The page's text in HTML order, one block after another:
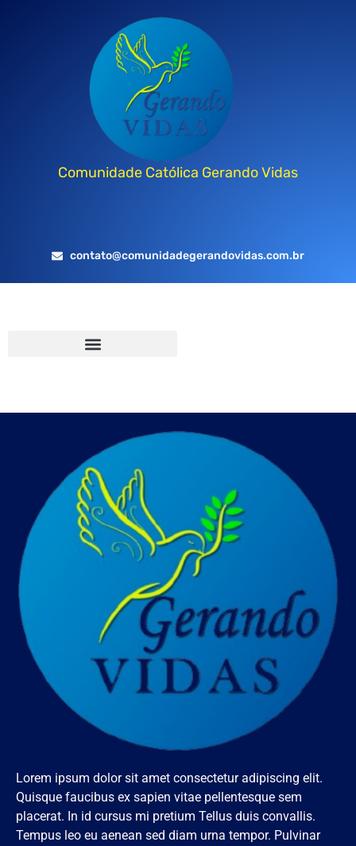
Comunidade Católica Gerando Vidas
contato@comunidadegerandovidas.com.br
Lorem ipsum dolor sit amet consectetur adipiscing elit.
Quisque faucibus ex sapien vitae pellentesque sem
placerat. In id cursus mi pretium Tellus duis convallis.
Tempus leo eu aenean sed diam urna tempor. Pulvinar